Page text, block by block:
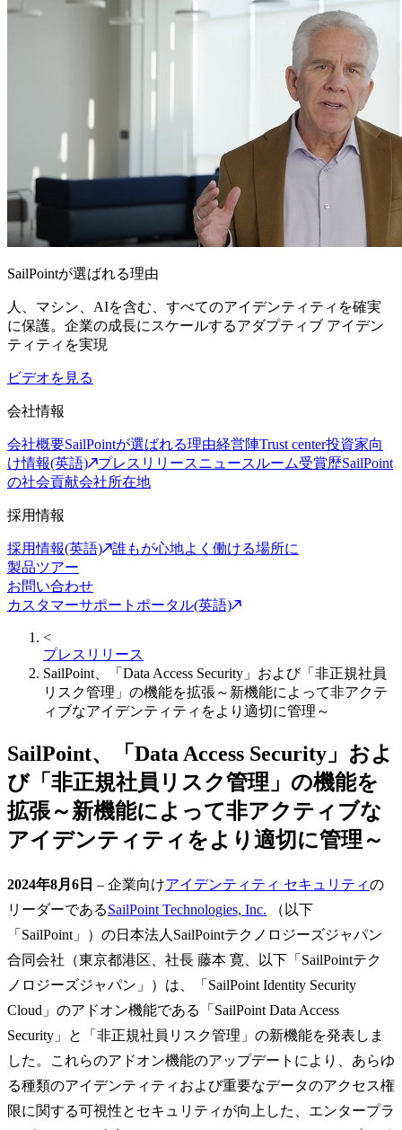
SailPointが選ばれる理由
人、マシン、AIを含む、すべてのアイデンティティを確実
に保護。企業の成長にスケールするアダプティブ アイデン
ティティを実現
ビデオを見る
会社情報
会社概要SailPointが選ばれる理由経営陣Trust center投資家向
け情報(英語)
プレスリリースニュースルーム受賞歴SailPoint
の社会貢献会社所在地
採用情報
採用情報(英語)
誰もが心地よく働ける場所に
製品ツアー
お問い合わせ
カスタマーサポートポータル(英語)
<
プレスリリース
SailPoint、「Data Access Security」および「非正規社員
リスク管理」の機能を拡張～新機能によって非アクテ
ィブなアイデンティティをより適切に管理～
SailPoint、「Data Access Security」およ
び「非正規社員リスク管理」の機能を
拡張～新機能によって非アクティブな
アイデンティティをより適切に管理～
2024年8月6日 – 企業向けアイデンティティ セキュリティの
リーダーであるSailPoint Technologies, Inc. （以下
「SailPoint」）の日本法人SailPointテクノロジーズジャパン
合同会社（東京都港区、社長 藤本 寛、以下「SailPointテク
ノロジーズジャパン」）は、「SailPoint Identity Security
Cloud」のアドオン機能である「SailPoint Data Access
Security」と「非正規社員リスク管理」の新機能を発表しま
した。これらのアドオン機能のアップデートにより、あらゆ
る種類のアイデンティティおよび重要なデータのアクセス権
限に関する可視性とセキュリティが向上した、エンタープラ